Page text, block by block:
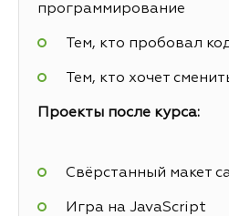
программирование
Тем, кто пробовал
Тем, кто хочет
Проекты после курса:
Свёрстанный макет
Игра на JavaScript